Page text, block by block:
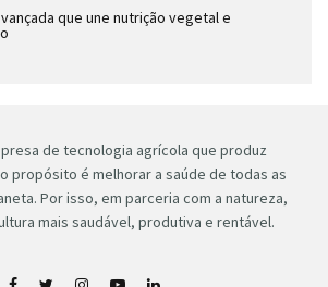
que une nutrição vegetal e
de tecnologia agrícola que produz
propósito é melhorar a saúde de todas as
Por isso, em parceria com a natureza,
mais saudável, produtiva e rentável.